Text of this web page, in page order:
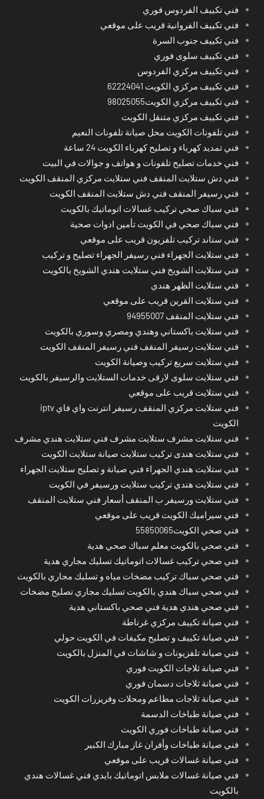
فني تكييف الفردوس فوري
فني تكييف الفروانية قريب على موقعي
فني تكييف جنوب السرة
فني تكييف سلوى فوري
فني تكييف مركزي الفردوس
فني تكييف مركزي الكويت 62224041
فني تكييف مركزي الكويت98025055
فني تكييف مركزي متنقل الكويت
فني تلفونات الكويت محل صيانة تلفونات النعيم
فني تمديد كهرباء و تصليح كهرباء الكويت 24 ساعة
فني خدمات تصليح تلفونات و هواتف و جوالات في البيت
فني دش ستلايت المنقف فني ستلايت مركزي المنقف الكويت
فني رسيفر المنقف فني دش ستلايت المنقف الكويت
فني سباك صحي تركيب غسالات اتوماتيك بالكويت
فني سباك صحي في الكويت تأمين ادوات صحية
فني ستاند تركيب تلفزيون قريب على موقعي
فني ستلايت الجهراء فني رسيفر الجهراء تصليح و تركيب
فني ستلايت الشويخ فني ستلايت هندي الشويخ بالكويت
فني ستلايت الظهر هندي
فني ستلايت القرين قريب على موقعي
فني ستلايت المنقف 94955007
فني ستلايت باكستاني وهندي ومصري وسوري بالكويت
فني ستلايت رسيفر المنقف فني رسيفر المنقف الكويت
فني ستلايت سريع تركيب وصيانة الكويت
فني ستلايت سلوى لارقى خدمات الستلايت والرسيفر بالكويت
فني ستلايت قريب على موقعي
فني ستلايت مركزي المنقف رسيفر انترنت واي فاي iptv
الكويت
فني ستلايت مشرف ستلايت مشرف فني ستلايت هندي مشرف
فني ستلايت هندى تركيب ستلايت صيانة ستلايت الكويت
فني ستلايت هندي الجهراء فني صيانة و تصليح ستلايت الجهراء
فني ستلايت هندي تركيب ستلايت ورسيفر في الكويت
فني ستلايت ورسيفر ب المنقف أسعار فني ستلايت المنقف
فني سيراميك الكويت قريب على موقعي
فني صحي الكويت55850065
فني صحي بالكويت معلم سباك صحي هدية
فني صحي تركيب غسالات اتوماتيك تسليك مجاري هدية
فني صحي سباك تركيب مضخات مياه و تسليك مجاري بالكويت
فني صحي سباك هندي بالكويت تسليك مجاري تصليح مضخات
فني صحي هندي هدية فني صحي باكستاني هدية
فني صيانة تكييف مركزي غرناطة
فني صيانة تكييف و تصليح مكيفات في الكويت حولي
فني صيانة تلفزيونات و شاشات في المنزل بالكويت
فني صيانة ثلاجات الكويت فوري
فني صيانة ثلاجات دسمان فوري
فني صيانة ثلاجات مطاعم ومحلات وفريزرات الكويت
فني صيانة طباخات الدسمة
فني صيانة طباخات فوري الكويت
فني صيانة طباخات وأفران غاز مبارك الكبير
فني صيانة غسالات قريب على موقعي
فني صيانة غسالات ملابس اتوماتيك بايدي فني غسالات هندي
بالكويت